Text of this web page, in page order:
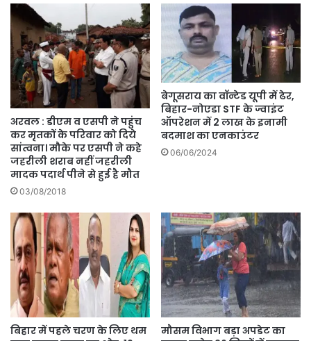
अरवल : डीएम व एसपी ने पहुंच
कर मृतकों के परिवार को दिये
सांत्वना। मौके पर एसपी ने कहे
जहरीली शराब नहीं जहरीली
मादक पदार्थ पीने से हुई है मौत
03/08/2018
बेगूसराय का वॉन्टेड यूपी में ढेर,
बिहार-नोएडा STF के ज्वाइंट
ऑपरेशन में 2 लाख के इनामी
बदमाश का एनकाउंटर
06/06/2024
बिहार में पहले चरण के लिए थम
मौसम विभाग बड़ा अपडेट का